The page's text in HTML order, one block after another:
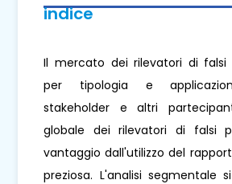
indice
Il mercato dei rilevatori di
per tipologia e
stakeholder e altri
globale dei rilevatori di falsi
vantaggio dall'utilizzo del
preziosa. L'analisi segmentale